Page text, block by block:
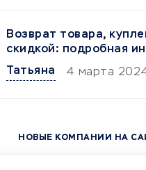
Возврат товара,
скидкой: подробная
Татьяна
4 марта
НОВЫЕ КОМПАНИИ НА